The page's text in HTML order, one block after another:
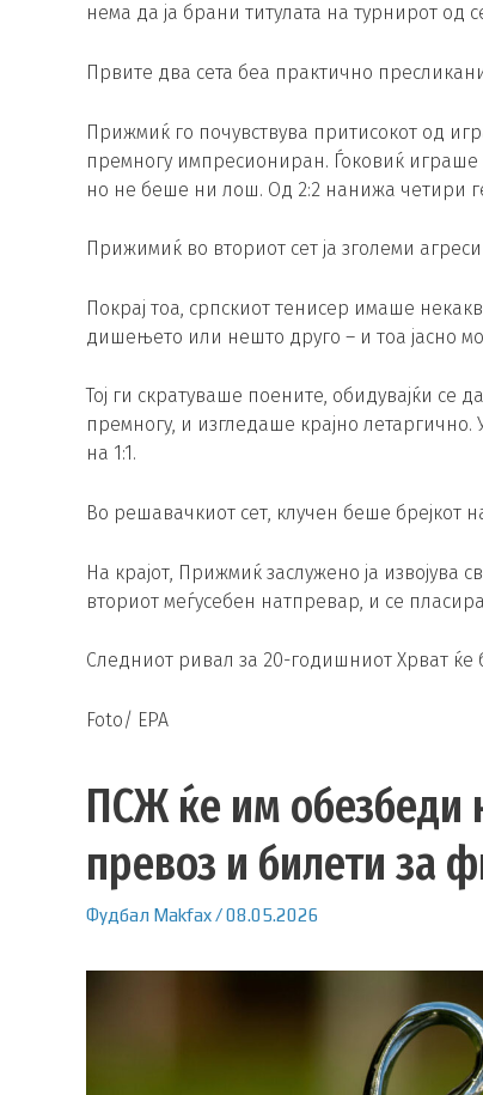
нема да ја брани титулата на турнирот од
Првите два сета беа практично
Прижмиќ го почувствува притисокот од
премногу импресиониран. Ѓоковиќ
но не беше ни лош. Од 2:2 нанижа четири
Прижимиќ во вториот сет ја зголеми
Покрај тоа, српскиот тенисер имаше
дишењето или нешто друго – и тоа јасно
Тој ги скратуваше поените, обидувајќи се
премногу, и изгледаше крајно
на 1:1.
Во решавачкиот сет, клучен беше брејкот
На крајот, Прижмиќ заслужено ја извојува
вториот меѓусебен натпревар, и се
Следниот ривал за 20-годишниот Хрват
Foto/ EPA
ПСЖ ќе им обезбеди
превоз и билети за
Фудбал Makfax/08.05.2026